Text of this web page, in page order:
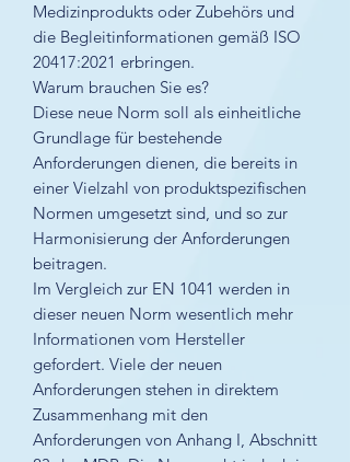
Medizinprodukts oder Zubehörs und
die Begleitinformationen gemäß ISO
20417:2021 erbringen.
Warum brauchen Sie es?
Diese neue Norm soll als einheitliche
Grundlage für bestehende
Anforderungen dienen, die bereits in
einer Vielzahl von produktspezifischen
Normen umgesetzt sind, und so zur
Harmonisierung der Anforderungen
beitragen.
Im Vergleich zur EN 1041 werden in
dieser neuen Norm wesentlich mehr
Informationen vom Hersteller
gefordert. Viele der neuen
Anforderungen stehen in direktem
Zusammenhang mit den
Anforderungen von Anhang I, Abschnitt